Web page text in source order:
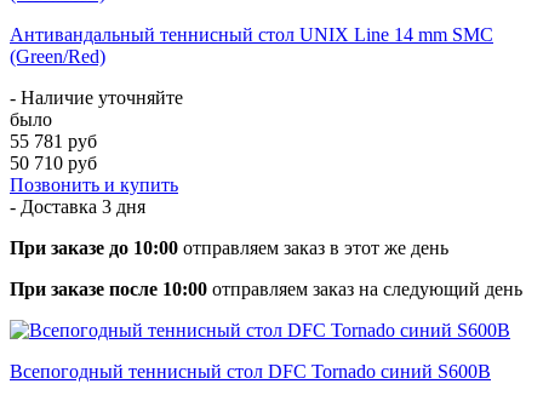
Антивандальный теннисный стол UNIX Line 14 mm SMC
(Green/Red)
- Наличие уточняйте
было
55 781 руб
50 710 руб
Позвонить и купить
- Доставка 3 дня
При заказе до 10:00 отправляем заказ в этот же день
При заказе после 10:00 отправляем заказ на следующий день
Всепогодный теннисный стол DFC Tornado синий S600B